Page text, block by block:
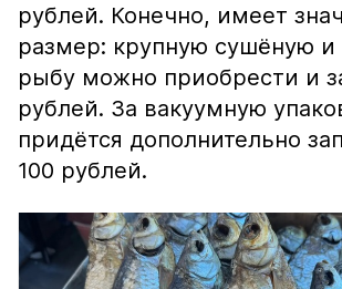
рублей. Конечно, имеет
размер: крупную сушёную и
рыбу можно приобрести и
рублей. За вакуумную
придётся дополнительно
100 рублей.